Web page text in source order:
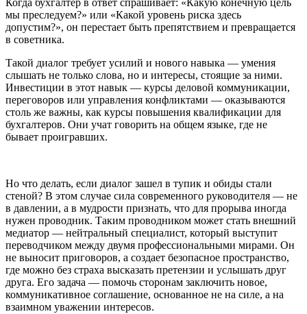
Когда бухгалтер в ответ спрашивает: «Какую конечную цель
мы преследуем?» или «Какой уровень риска здесь
допустим?», он перестает быть препятствием и превращается
в советника.
Такой диалог требует усилий и нового навыка — умения
слышать не только слова, но и интересы, стоящие за ними.
Инвестиции в этот навык — курсы деловой коммуникации,
переговоров или управления конфликтами — оказываются
столь же важны, как курсы повышения квалификации для
бухгалтеров. Они учат говорить на общем языке, где не
бывает проигравших.
Но что делать, если диалог зашел в тупик и обиды стали
стеной? В этом случае сила современного руководителя — не
в давлении, а в мудрости признать, что для прорыва иногда
нужен проводник. Таким проводником может стать внешний
медиатор — нейтральный специалист, который выступит
переводчиком между двумя профессиональными мирами. Он
не выносит приговоров, а создает безопасное пространство,
где можно без страха высказать претензии и услышать друг
друга. Его задача — помочь сторонам заключить новое,
коммуникативное соглашение, основанное не на силе, а на
взаимном уважении интересов.